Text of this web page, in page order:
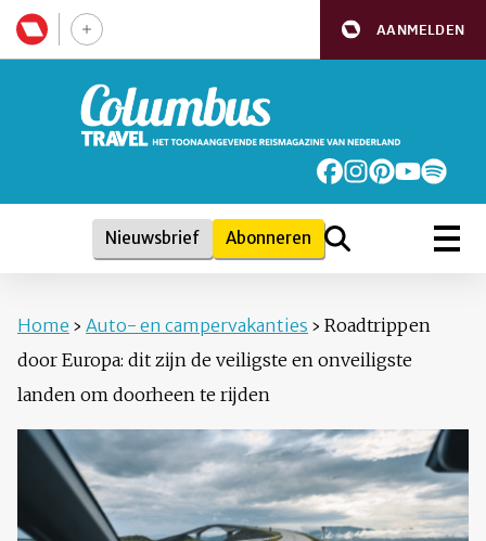
AANMELDEN
Nieuwsbrief Abonneren
Home › Auto- en campervakanties › Roadtrippen
door Europa: dit zijn de veiligste en onveiligste
landen om doorheen te rijden